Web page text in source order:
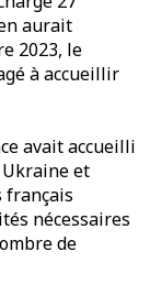
aurait
2023, le
à accueillir
avait accueilli
et
français
nécessaires
de